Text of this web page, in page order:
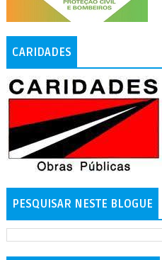
CARIDADES
PESQUISAR NESTE BLOGUE